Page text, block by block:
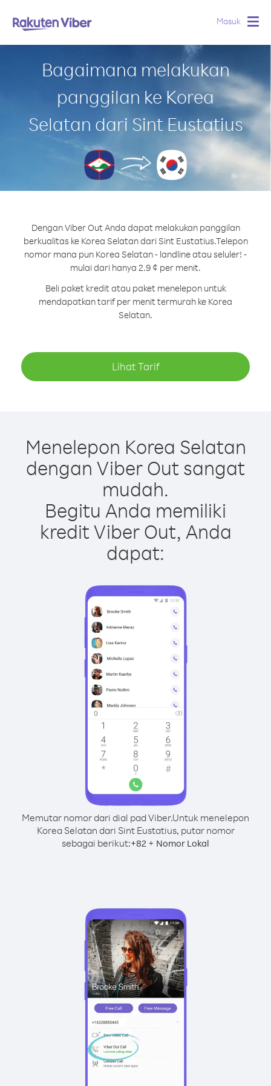
Masuk
Bagaimana melakukan
panggilan ke Korea
Selatan dari Sint Eustatius
Dengan Viber Out Anda dapat melakukan panggilan
berkualitas ke Korea Selatan dari Sint Eustatius.Telepon
nomor mana pun Korea Selatan - landline atau seluler! -
mulai dari hanya 2.9 ¢ per menit.
Beli paket kredit atau paket menelepon untuk
mendapatkan tarif per menit termurah ke Korea
Selatan.
Lihat Tarif
Menelepon Korea Selatan
dengan Viber Out sangat
mudah.
Begitu Anda memiliki
kredit Viber Out, Anda
dapat:
Memutar nomor dari dial pad Viber.Untuk menelepon
Korea Selatan dari Sint Eustatius, putar nomor
sebagai berikut:+82 + Nomor Lokal